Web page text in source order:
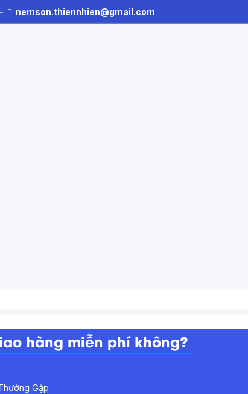
- nemson.thiennhien@gmail.com
hàng miễn phí không?
Gặp